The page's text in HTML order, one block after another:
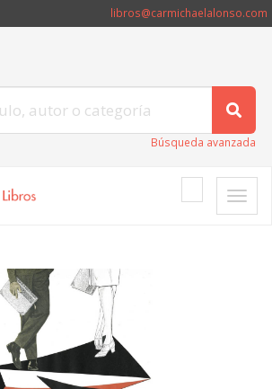
libros@carmichaelalonso.com
Búsqueda avanzada
Toggle